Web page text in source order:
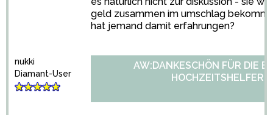
geld zusammen im umschlag
hat jemand damit erfahrungen?
nukki
Diamant-User
AW:DANKESCHÖN FÜR DIE
HOCHZEITSHELFER!?